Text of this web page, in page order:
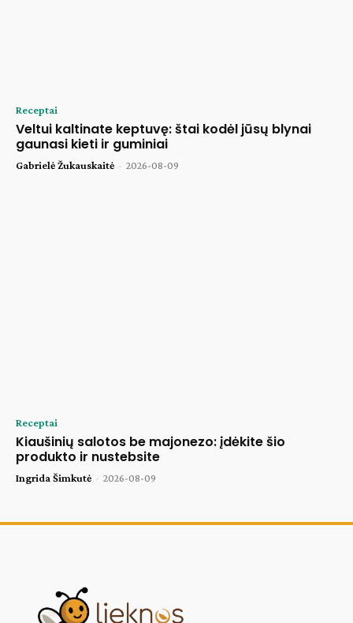
Receptai
Veltui kaltinate keptuvę: štai kodėl jūsų blynai
gaunasi kieti ir guminiai
Gabrielė Žukauskaitė - 2026-08-09
Receptai
Kiaušinių salotos be majonezo: įdėkite šio
produkto ir nustebsite
Ingrida Šimkutė - 2026-08-09